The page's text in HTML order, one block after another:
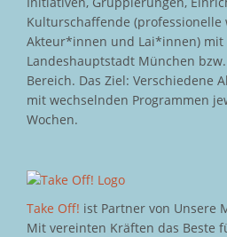
Kulturschaffende
Akteur*innen und Lai*innen) mit
Landeshauptstadt München
Bereich. Das Ziel: Verschiedene
mit wechselnden Programmen
Wochen.
Take Off! ist Partner von Unsere
Mit vereinten Kräften das Beste